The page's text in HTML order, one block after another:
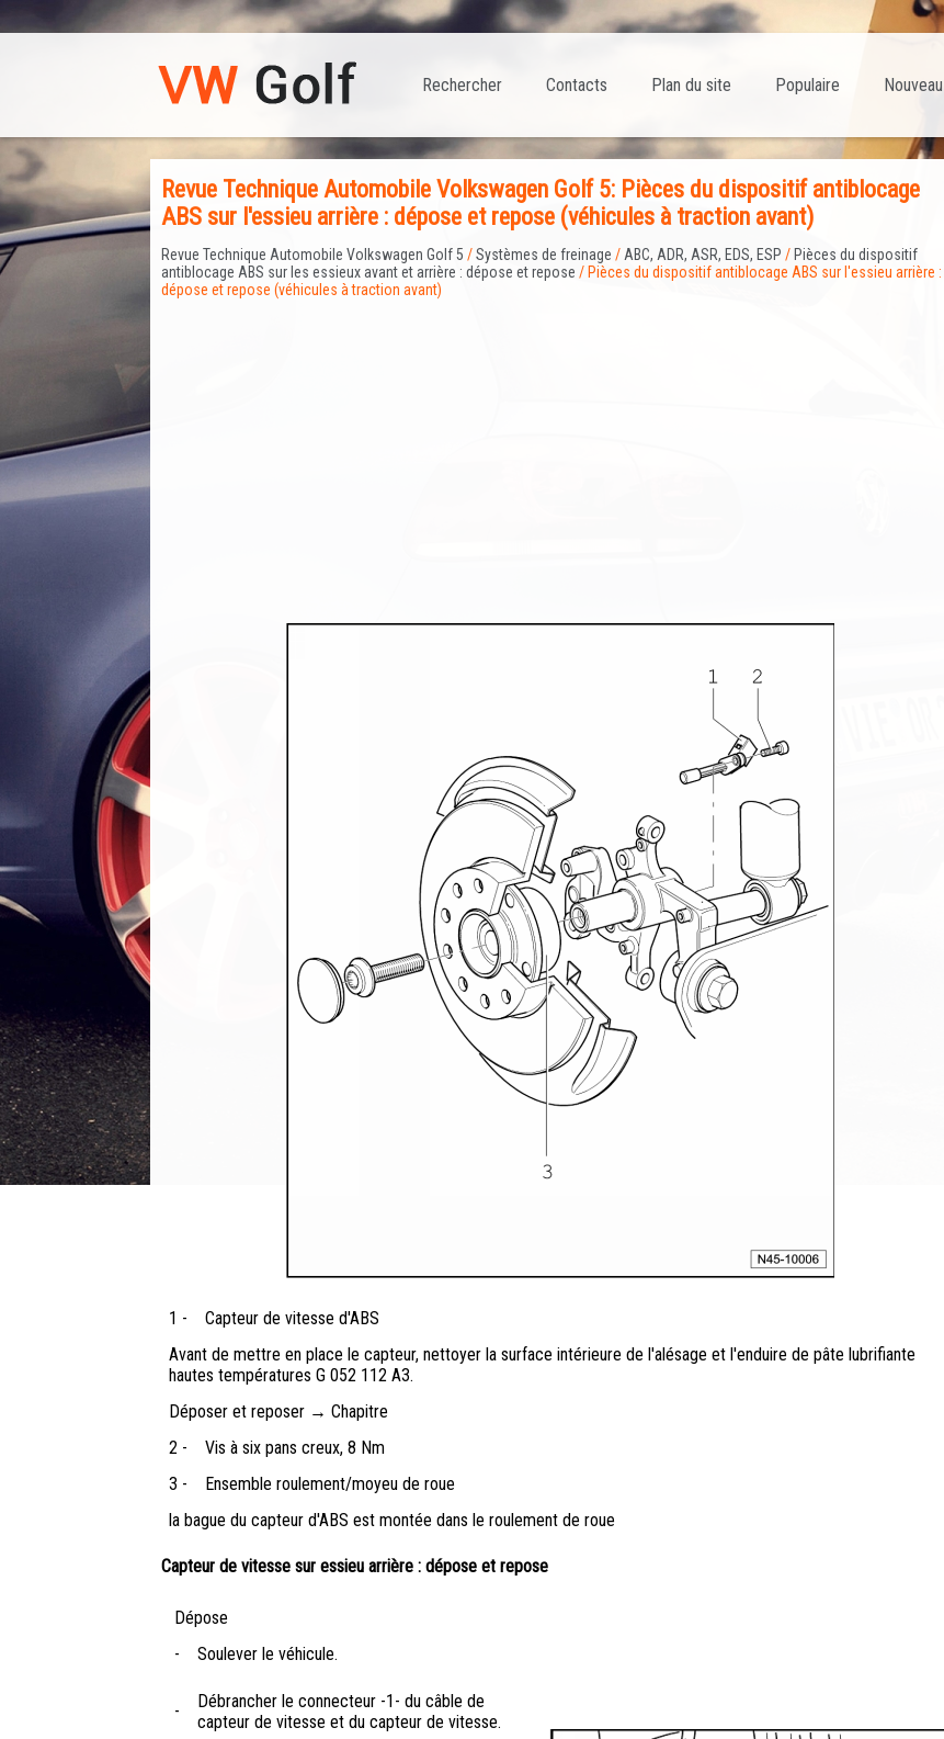
Nouveau
Populaire
Plan du site
Contacts
Rechercher
Revue Technique Automobile Volkswagen Golf 5: Pièces du dispositif antiblocage
ABS sur l'essieu arrière : dépose et repose (véhicules à traction avant)
Revue Technique Automobile Volkswagen Golf 5 /Systèmes de freinage /ABC, ADR, ASR, EDS, ESP / Pièces du dispositif
antiblocage ABS sur les essieux avant et arrière : dépose et repose / Pièces du dispositif antiblocage ABS sur l'essieu arrière :
dépose et repose (véhicules à traction avant)
1 -
Capteur de vitesse d'ABS
Avant de mettre en place le capteur, nettoyer la surface intérieure de l'alésage et l'enduire de pâte lubrifiante
hautes températures G 052 112 A3.
Déposer et reposer → Chapitre
2 -
Vis à six pans creux, 8 Nm
3 -
Ensemble roulement/moyeu de roue
la bague du capteur d'ABS est montée dans le roulement de roue
Capteur de vitesse sur essieu arrière : dépose et repose
Dépose
-
Soulever le véhicule.
-
Débrancher le connecteur -1- du câble de
capteur de vitesse et du capteur de vitesse.